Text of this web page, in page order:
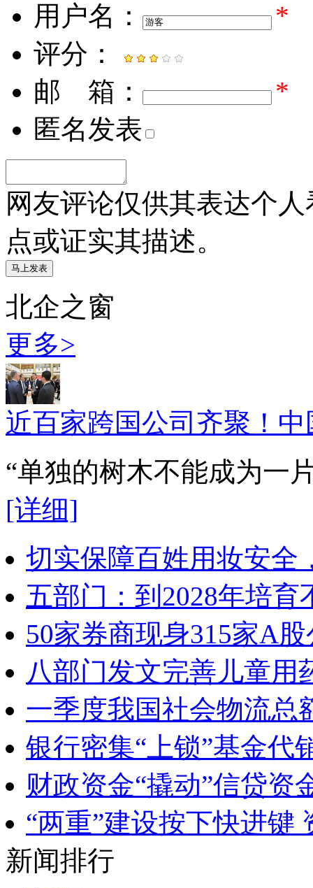
用户名：
*
评分：
邮 箱：
*
匿名发表
网友评论仅供其表达个
点或证实其描述。
北企之窗
更多>
近百家跨国公司齐聚！
“单独的树木不能成为一
[详细]
切实保障百姓用妆安全
五部门：到2028年培
50家券商现身315家A
八部门发文完善儿童用
一季度我国社会物流总
银行密集“上锁”基金代
财政资金“撬动”信贷资
“两重”建设按下快进键
新闻排行